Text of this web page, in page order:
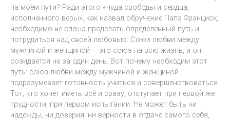
на моём пути? Ради этого «чуда свободы и сердца,
исполненного веры», как назвал обручение Папа Франциск,
необходимо не спеша проделать определённый путь и
потрудиться над своей любовью. Союз любви между
мужчиной и женщиной – это союз на всю жизнь, и он
созидается не за один день. Вот почему необходим этот
путь: союз любви между мужчиной и женщиной
подразумевает готовность учиться и совершенствоваться.
Тот, кто хочет иметь всё и сразу, отступает при первой же
трудности, при первом испытании. Не может быть ни
надежды, ни доверия, ни верности в отдаче самого себя,